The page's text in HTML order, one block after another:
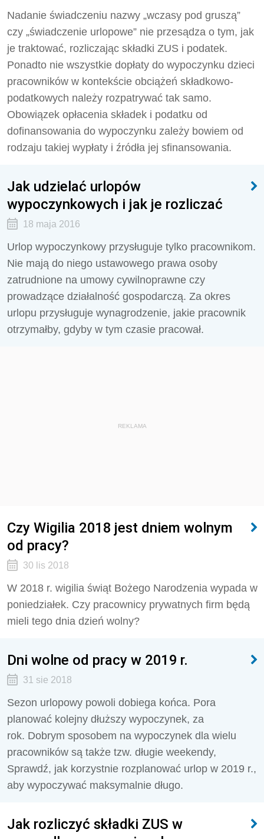
Nadanie świadczeniu nazwy „wczasy pod gruszą”
czy „świadczenie urlopowe” nie przesądza o tym, jak
je traktować, rozliczając składki ZUS i podatek.
Ponadto nie wszystkie dopłaty do wypoczynku dzieci
pracowników w kontekście obciążeń składkowo-
podatkowych należy rozpatrywać tak samo.
Obowiązek opłacenia składek i podatku od
dofinansowania do wypoczynku zależy bowiem od
rodzaju takiej wypłaty i źródła jej sfinansowania.
Jak udzielać urlopów
wypoczynkowych i jak je rozliczać
18 maja 2016
Urlop wypoczynkowy przysługuje tylko pracownikom.
Nie mają do niego ustawowego prawa osoby
zatrudnione na umowy cywilnoprawne czy
prowadzące działalność gospodarczą. Za okres
urlopu przysługuje wynagrodzenie, jakie pracownik
otrzymałby, gdyby w tym czasie pracował.
REKLAMA
Czy Wigilia 2018 jest dniem wolnym
od pracy?
30 lis 2018
W 2018 r. wigilia świąt Bożego Narodzenia wypada w
poniedziałek. Czy pracownicy prywatnych firm będą
mieli tego dnia dzień wolny?
Dni wolne od pracy w 2019 r.
31 sie 2018
Sezon urlopowy powoli dobiega końca. Pora
planować kolejny dłuższy wypoczynek, za
rok. Dobrym sposobem na wypoczynek dla wielu
pracowników są także tzw. długie weekendy,
Sprawdź, jak korzystnie rozplanować urlop w 2019 r.,
aby wypoczywać maksymalnie długo.
Jak rozliczyć składki ZUS w